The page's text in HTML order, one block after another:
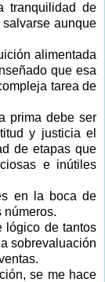
tranquilidad de
aunque
alimentada
que esa
tarea de
prima debe ser
y justicia el
de etapas que
e inútiles
en la boca de
números.
lógico de tantos
sobrevaluación
se me hace